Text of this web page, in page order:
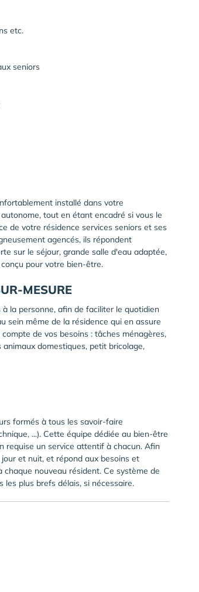
etc.
seniors
installé dans votre
tout en étant encadré si vous le
de votre résidence services seniors et ses
agencés, ils répondent
sur le séjour, grande salle d'eau adaptée,
pour votre bien-être.
MESURE
la personne, afin de faciliter le quotidien
sein même de la résidence qui en assure
de vos besoins : tâches ménagères,
domestiques, petit bricolage,
formés à tous les savoir-faire
...). Cette équipe dédiée au bien-être
requise un service attentif à chacun. Afin
et nuit, et répond aux besoins et
nouveau résident. Ce système de
plus brefs délais, si nécessaire.